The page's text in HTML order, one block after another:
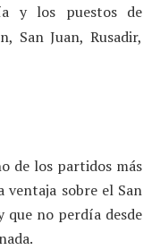
y los puestos de
San Juan, Rusadir,
de los partidos más
ventaja sobre el San
que no perdía desde